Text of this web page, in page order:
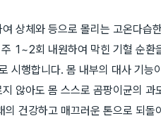
상체와 등으로 몰리는 고온다습
1~2회 내원하여 막힌 기혈 순환
시행합니다. 몸 내부의 대사 기능
않아도 몸 스스로 곰팡이균의 과
건강하고 매끄러운 톤으로 되돌